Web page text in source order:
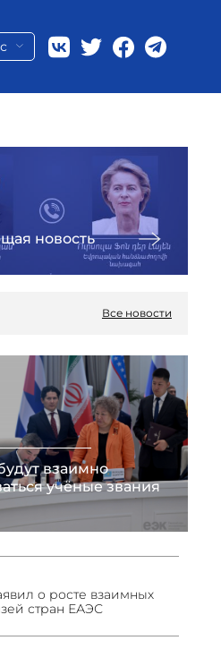
новость
Все новости
взаимно
учёные звания
о росте взаимных
стран ЕАЭС